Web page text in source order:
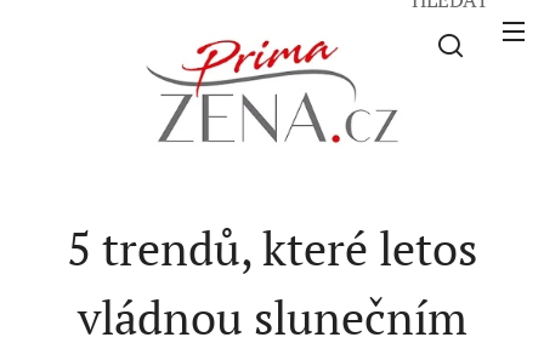
5 trendů, které letos
vládnou slunečním